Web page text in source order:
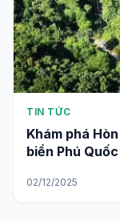
TIN TỨC
Khám phá
biển Phú Quốc
02/12/2025